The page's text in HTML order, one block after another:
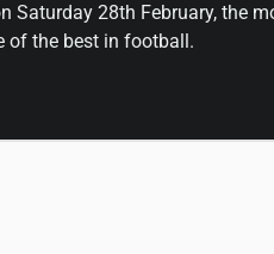
Saturday 28th February, the
of the best in football.